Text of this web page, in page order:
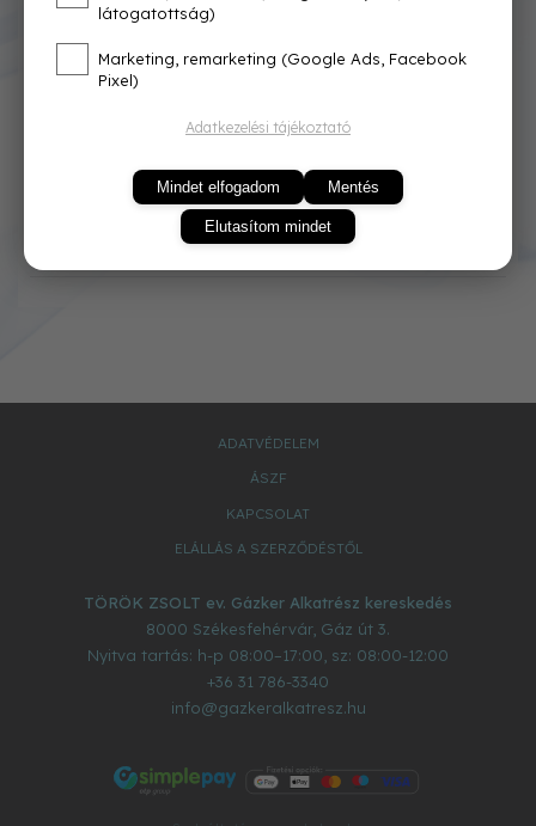
Azonnal raktárról
800 Ft
KOSÁRBA
ADATVÉDELEM
ÁSZF
KAPCSOLAT
ELÁLLÁS A SZERZŐDÉSTŐL
TÖRÖK ZSOLT ev. Gázker Alkatrész kereskedés
8000 Székesfehérvár, Gáz út 3.
Nyitva tartás: h-p 08:00–17:00, sz: 08:00-12:00
+36 31 786-3340
info@gazkeralkatresz.hu
látogatottság)
Marketing, remarketing (Google Ads, Facebook
Pixel)
Adatkezelési tájékoztató
Mindet elfogadom Mentés
Elutasítom mindet